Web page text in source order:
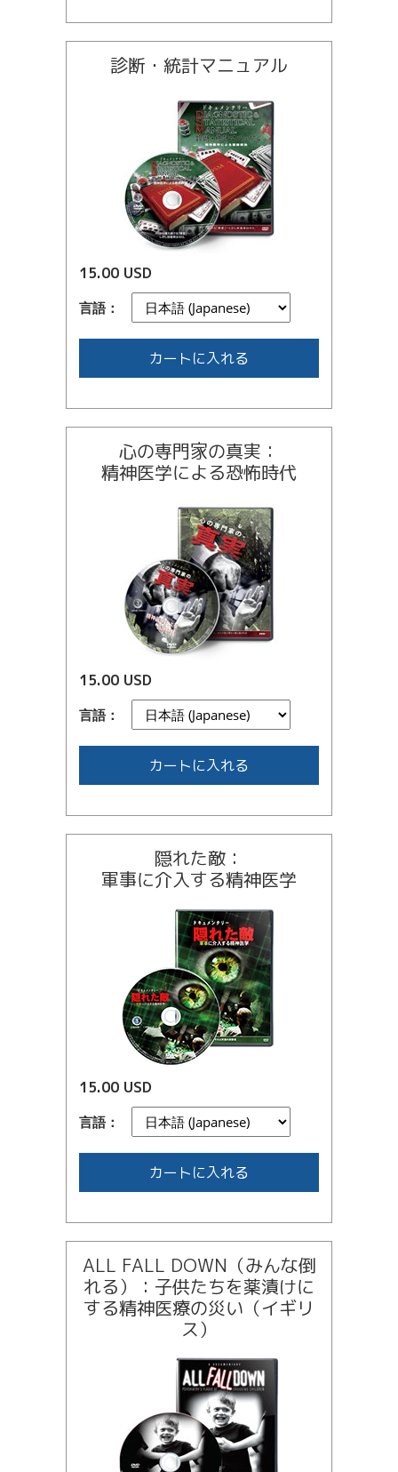
診断・統計マニュアル
15.00 USD
言語：
カートに入れる
心の専門家の真実：
精神医学による恐怖時代
15.00 USD
言語：
カートに入れる
隠れた敵：
軍事に介入する精神医学
15.00 USD
言語：
カートに入れる
ALL FALL DOWN（みんな倒
れる）：子供たちを薬漬けに
する精神医療の災い（イギリ
ス）